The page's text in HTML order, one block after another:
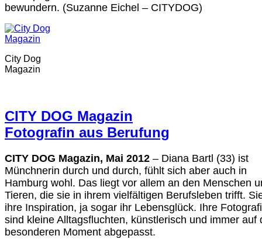
bewundern. (Suzanne Eichel – CITYDOG)
City Dog
Magazin
CITY DOG Magazin
Fotografin aus Berufung
CITY DOG Magazin, Mai 2012 – Diana Bartl (33) ist
Münchnerin durch und durch, fühlt sich aber auch in
Hamburg wohl. Das liegt vor allem an den Menschen
Tieren, die sie in ihrem vielfältigen Berufsleben trifft.
ihre Inspiration, ja sogar ihr Lebensglück. Ihre
sind kleine Alltagsfluchten, künstlerisch und immer auf
besonderen Moment abgepasst.